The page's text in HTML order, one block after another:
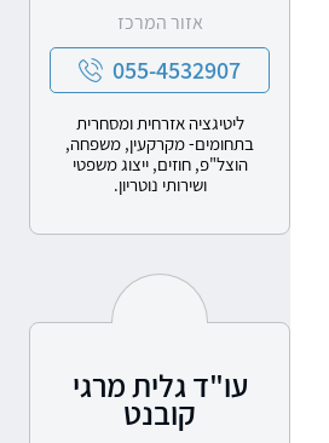
אזור המרכז
055-4532907
ליטיגציה אזרחית ומסחרית
בתחומים- מקרקעין, משפחה,
הוצל"פ, חוזים, ייצוג משפטי
ושירותי נוטריון.
עו"ד גלית מרגי
קובנט